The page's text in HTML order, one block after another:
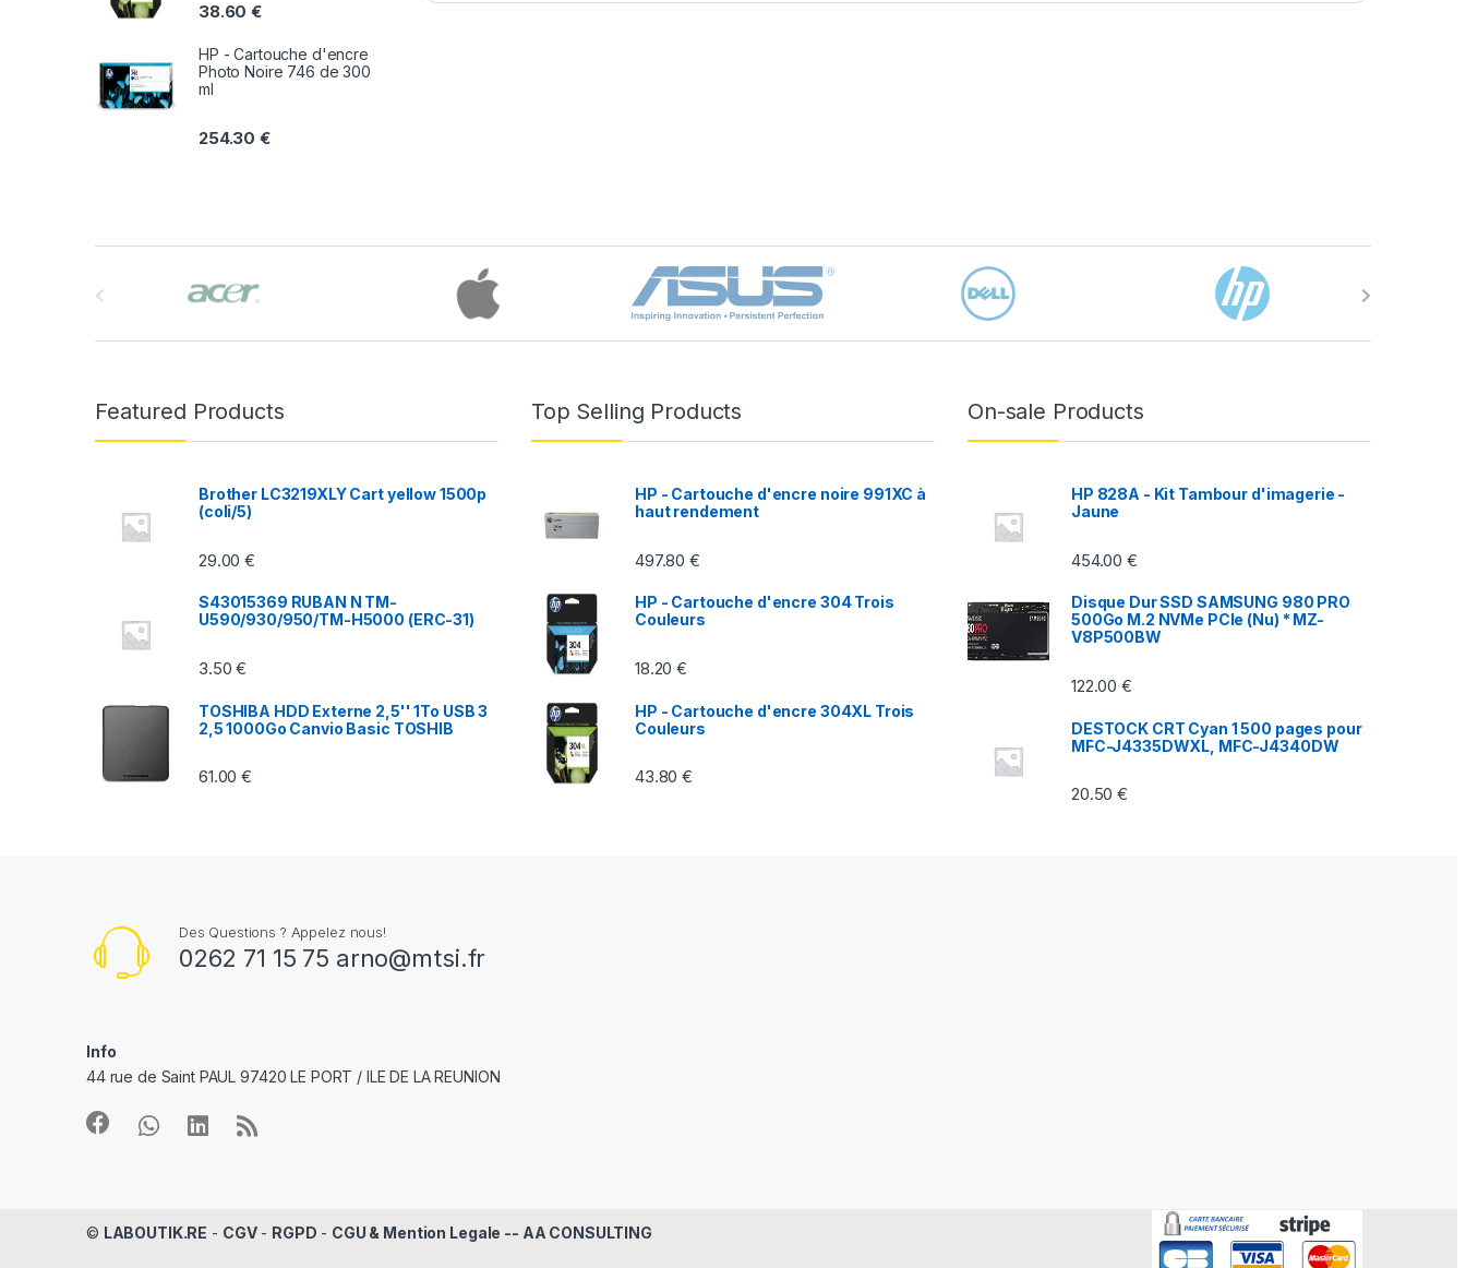
38.60€
HP - Cartouche d'encre
Photo Noire 746 de 300
ml
254.30€
Featured Products
Brother LC3219XLY Cart yellow 1500p
(coli/5)
29.00€
S43015369 RUBAN N TM-
U590/930/950/TM-H5000 (ERC-31)
3.50€
TOSHIBA HDD Externe 2,5'' 1To USB 3
2,5 1000Go Canvio Basic TOSHIB
61.00€
Top Selling Products
HP - Cartouche d'encre noire 991XC à
haut rendement
497.80€
HP - Cartouche d'encre 304 Trois
Couleurs
18.20€
HP - Cartouche d'encre 304XL Trois
Couleurs
43.80€
On-sale Products
HP 828A - Kit Tambour d'imagerie -
Jaune
454.00€
Disque Dur SSD SAMSUNG 980 PRO
500Go M.2 NVMe PCIe (Nu) * MZ-
V8P500BW
122.00€
DESTOCK CRT Cyan 1 500 pages pour
MFC-J4335DWXL, MFC-J4340DW
20.50€
Des Questions ? Appelez nous!
0262 71 15 75 arno@mtsi.fr
Info
44 rue de Saint PAUL 97420 LE PORT / ILE DE LA REUNION
© LABOUTIK.RE - CGV- RGPD - CGU & Mention Legale -- AA CONSULTING